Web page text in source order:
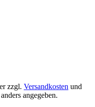
zzgl. Versandkosten und
angegeben.